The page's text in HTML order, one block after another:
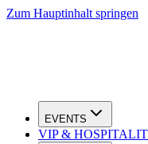
Zum Hauptinhalt springen
EVENTS
VIP &